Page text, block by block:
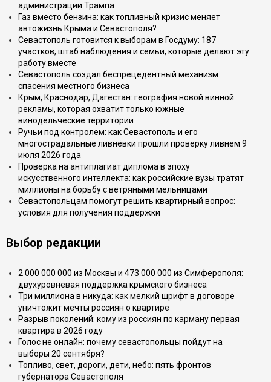
администрации Трампа
Газ вместо бензина: как топливный кризис меняет
автожизнь Крыма и Севастополя?
Севастополь готовится к выборам в Госдуму: 187
участков, штаб наблюдения и семьи, которые делают эту
работу вместе
Севастополь создал беспрецедентный механизм
спасения местного бизнеса
Крым, Краснодар, Дагестан: география новой винной
рекламы, которая охватит только южные
винодельческие территории
Ручьи под контролем: как Севастополь и его
многострадальные ливнёвки прошли проверку ливнем 9
июля 2026 года
Проверка на антиплагиат диплома в эпоху
искусственного интеллекта: как российские вузы тратят
миллионы на борьбу с ветряными мельницами
Севастопольцам помогут решить квартирный вопрос:
условия для получения поддержки
Выбор редакции
2 000 000 000 из Москвы и 473 000 000 из Симферополя:
двухуровневая поддержка крымского бизнеса
Три миллиона в никуда: как мелкий шрифт в договоре
уничтожит мечты россиян о квартире
Разрыв поколений: кому из россиян по карману первая
квартира в 2026 году
Голос не онлайн: почему севастопольцы пойдут на
выборы 20 сентября?
Топливо, свет, дороги, дети, небо: пять фронтов
губернатора Севастополя